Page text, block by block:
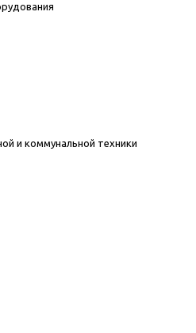
и коммунальной техники